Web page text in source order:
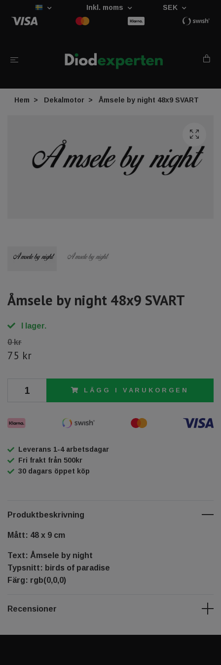
Inkl. moms SEK
Hem Dekalmotor Åmsele by night 48x9 SVART
Åmsele by night 48x9 SVART
I lager.
0 kr
75 kr
LÄGG I VARUKORGEN
Leverans 1-4 arbetsdagar
Fri frakt från 500kr
30 dagars öppet köp
Produktbeskrivning
Mått: 48 x 9 cm
Text: Åmsele by night
Typsnitt: birds of paradise
Färg: rgb(0,0,0)
Recensioner